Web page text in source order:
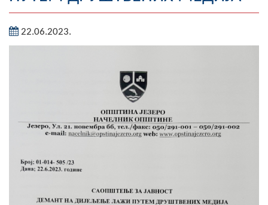
Занимљивости
Фотогалерија
Замјеник начелника
Извјештај о раду начелника
Статут Општине
22.06.2023.